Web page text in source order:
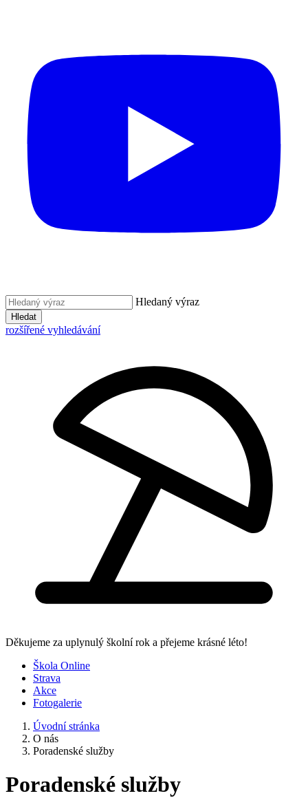
Hledaný výraz
Hledat
rozšířené vyhledávání
Děkujeme za uplynulý školní rok a přejeme krásné léto!
Škola Online
Strava
Akce
Fotogalerie
Úvodní stránka
O nás
Poradenské služby
Poradenské služby